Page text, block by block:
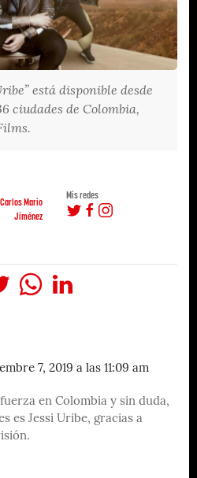
está disponible desde
ciudades de Colombia,
Mario
Jiménez
Mis redes
7, 2019 a las 11:09 am
en Colombia y sin duda,
es Jessi Uribe, gracias a